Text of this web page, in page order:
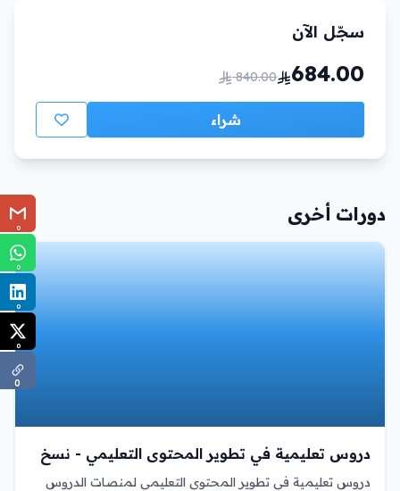
سجّل الآن
684.00
840.00
شراء
دورات أخرى
دروس تعليمية في تطوير المحتوى التعليمي - نسخ
دروس تعليمية في تطوير المحتوى التعليمي لمنصات الدروس
0
0
0
0
0